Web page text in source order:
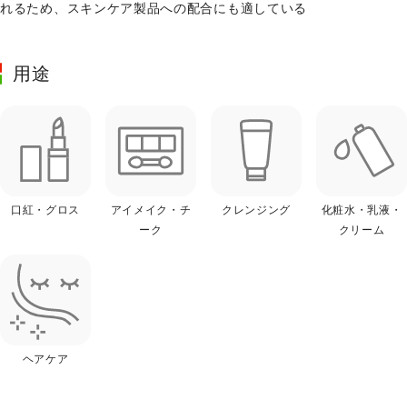
れるため、スキンケア製品への配合にも適している
用途
口紅・グロス
アイメイク・チ
ーク
クレンジング
化粧水・乳液・
クリーム
ヘアケア